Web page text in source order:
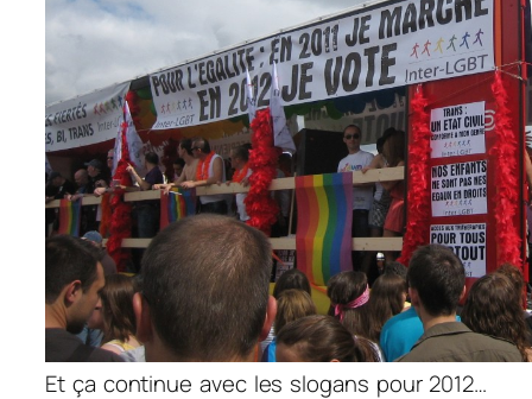
Et ça continue avec les slogans pour 2012…